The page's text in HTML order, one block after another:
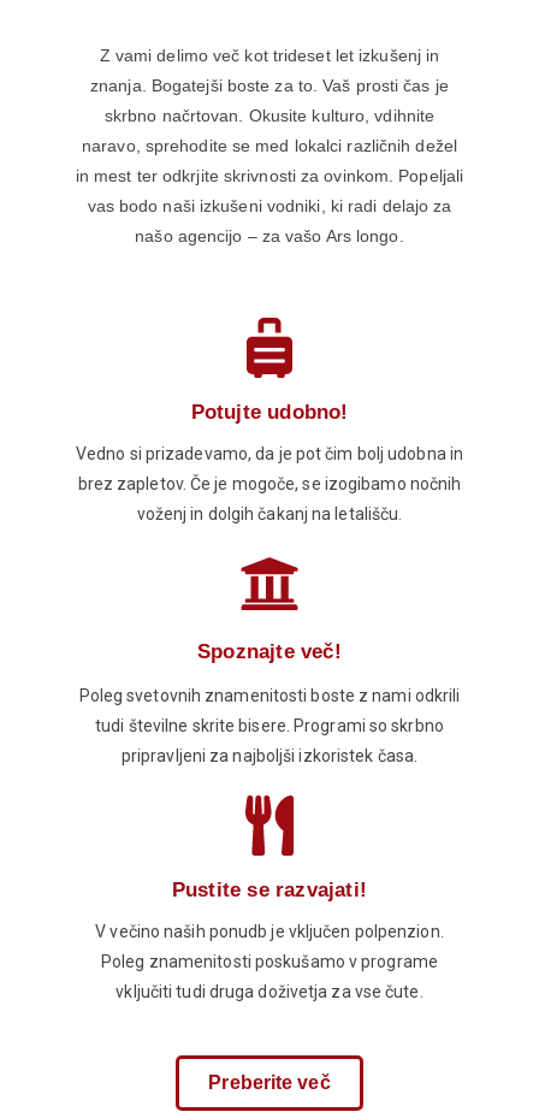
Z vami delimo več kot trideset let izkušenj in
znanja. Bogatejši boste za to. Vaš prosti čas je
skrbno načrtovan. Okusite kulturo, vdihnite
naravo, sprehodite se med lokalci različnih dežel
in mest ter odkrjite skrivnosti za ovinkom. Popeljali
vas bodo naši izkušeni vodniki, ki radi delajo za
našo agencijo – za vašo Ars longo.
Potujte udobno!
Vedno si prizadevamo, da je pot čim bolj udobna in
brez zapletov. Če je mogoče, se izogibamo nočnih
voženj in dolgih čakanj na letališču.
Spoznajte več!
Poleg svetovnih znamenitosti boste z nami odkrili
tudi številne skrite bisere. Programi so skrbno
pripravljeni za najboljši izkoristek časa.
Pustite se razvajati!
V večino naših ponudb je vključen polpenzion.
Poleg znamenitosti poskušamo v programe
vključiti tudi druga doživetja za vse čute.
Preberite več